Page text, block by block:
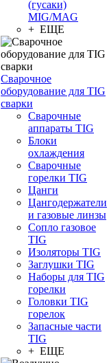
(гусаки)
MIG/MAG
+ ЕЩЕ
Сварочное
оборудование для TIG
сварки
Сварочные
аппараты TIG
Блоки
охлаждения
Сварочные
горелки TIG
Цанги
Цангодержатели
и газовые линзы
Сопло газовое
TIG
Изоляторы TIG
Заглушки TIG
Наборы для TIG
горелки
Головки TIG
горелок
Запасные части
TIG
+ ЕЩЕ